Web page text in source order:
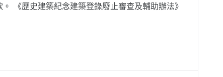
《歷史建築紀念建築登錄廢止審查及輔助辦法》